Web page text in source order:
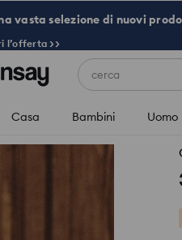
vasta selezione di nuovi
l’offerta >>
cerca
Casa Bambini Uomo